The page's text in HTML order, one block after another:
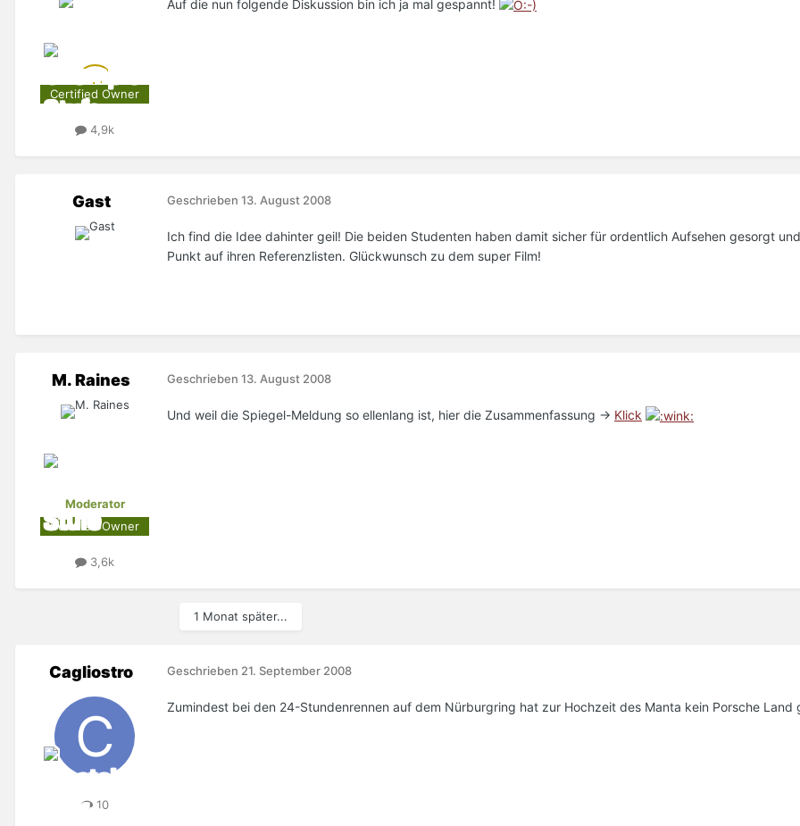
Certified Owner
4,9k
Auf die nun folgende Diskussion bin ich ja mal gespannt!
Gast Geschrieben 13. August 2008
Ich find die Idee dahinter geil! Die beiden Studenten haben damit sicher für ordentlich Aufsehen gesorgt
Punkt auf ihren Referenzlisten. Glückwunsch zu dem super Film!
M. Raines
Moderator
Certified Owner
3,6k
Geschrieben 13. August 2008
Und weil die Spiegel-Meldung so ellenlang ist, hier die Zusammenfassung -> Klick
1 Monat später...
Cagliostro
10
Geschrieben 21. September 2008
Zumindest bei den 24-Stundenrennen auf dem Nürburgring hat zur Hochzeit des Manta kein Porsche Land